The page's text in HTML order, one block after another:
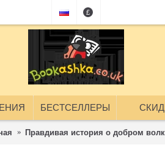
£
БЕСТСЕЛЛЕРЫ
Правдивая история о добром